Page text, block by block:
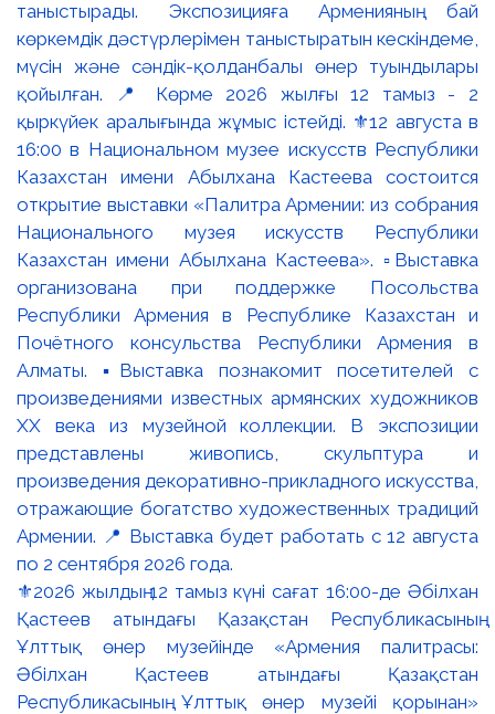
⚜️2026 жылдың 12 тамыз күні сағат 16:00-де Әбілхан
Қастеев атындағы Қазақстан Республикасының
Ұлттық өнер музейінде «Армения палитрасы:
Әбілхан Қастеев атындағы Қазақстан
Республикасының Ұлттық өнер музейі қорынан»